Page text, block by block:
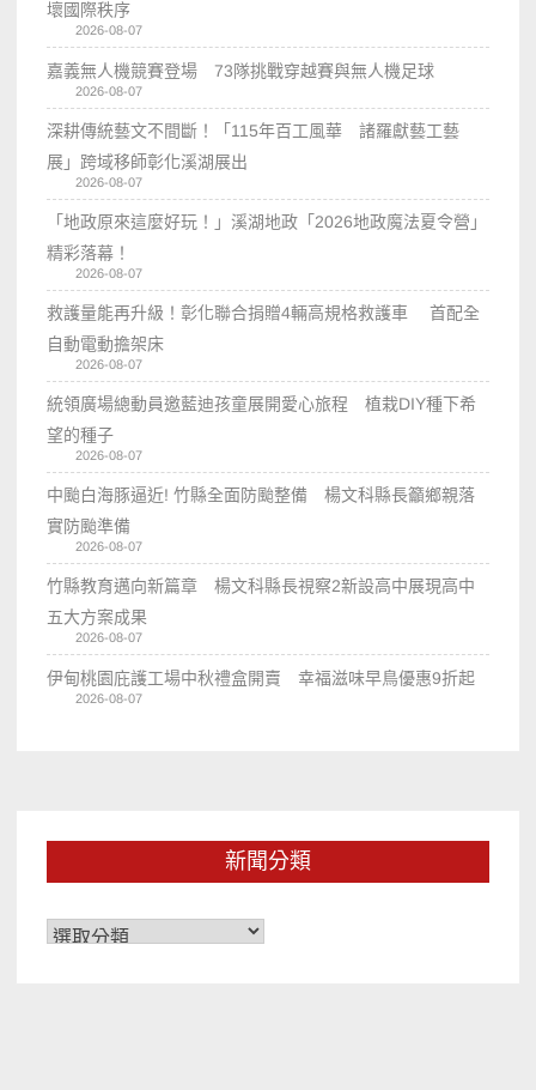
壞國際秩序
2026-08-07
嘉義無人機競賽登場 73隊挑戰穿越賽與無人機足球
2026-08-07
深耕傳統藝文不間斷！「115年百工風華 諸羅獻藝工藝
展」跨域移師彰化溪湖展出
2026-08-07
「地政原來這麼好玩！」溪湖地政「2026地政魔法夏令營」
精彩落幕！
2026-08-07
救護量能再升級！彰化聯合捐贈4輛高規格救護車 首配全
自動電動擔架床
2026-08-07
統領廣場總動員邀藍迪孩童展開愛心旅程 植栽DIY種下希
望的種子
2026-08-07
中颱白海豚逼近! 竹縣全面防颱整備 楊文科縣長籲鄉親落
實防颱準備
2026-08-07
竹縣教育邁向新篇章 楊文科縣長視察2新設高中展現高中
五大方案成果
2026-08-07
伊甸桃園庇護工場中秋禮盒開賣 幸福滋味早鳥優惠9折起
2026-08-07
新聞分類
新